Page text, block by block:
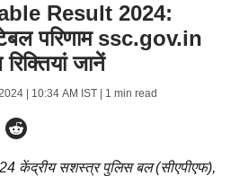
Result 2024:
परिणाम ssc.gov.in
जानें
| 10:34 AM IST| 1 min read
केंद्रीय सशस्त्र पुलिस बल (सीएपीएफ),